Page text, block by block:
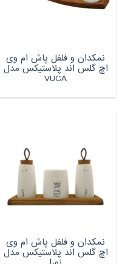
نمکدان و فلفل پاش ام وی
اچ گلس اند پلاستیکس مدل
VUCA
نمکدان و فلفل پاش ام وی
اچ گلس اند پلاستیکس مدل